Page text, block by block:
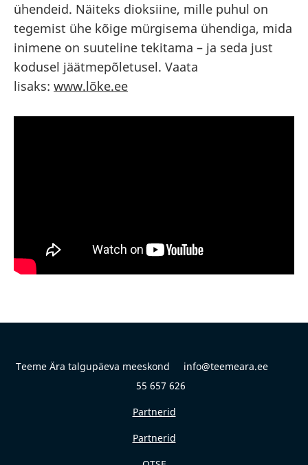
ühendeid. Näiteks dioksiine, mille puhul on
tegemist ühe kõige mürgisema ühendiga, mida
inimene on suuteline tekitama – ja seda just
kodusel jäätmepõletusel. Vaata
lisaks: www.lõke.ee
Teeme Ära talgupäeva meeskond info@teemeara.ee
55 657 626
Partnerid
Partnerid